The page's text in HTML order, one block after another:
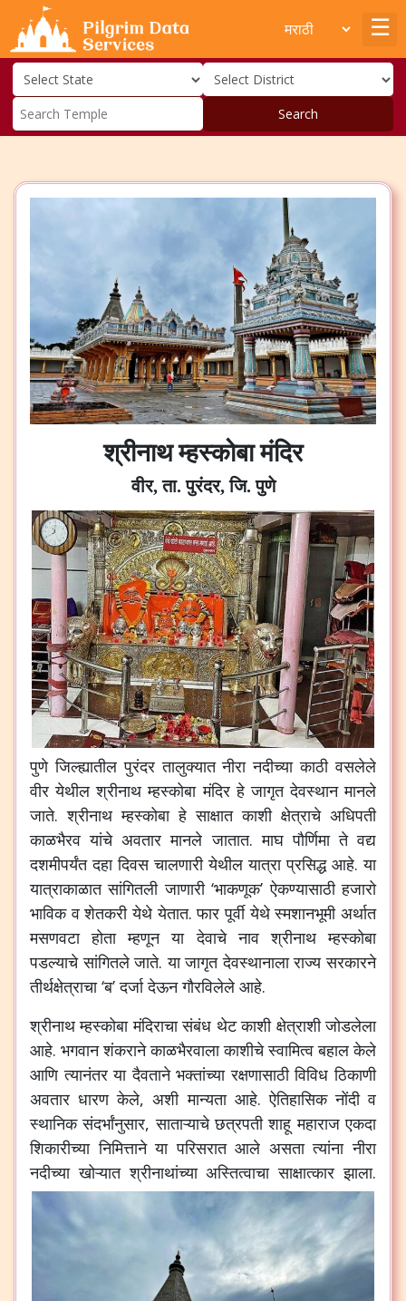
Search
श्रीनाथ म्हस्कोबा मंदिर
वीर, ता. पुरंदर, जि. पुणे
पुणे जिल्ह्यातील पुरंदर तालुक्यात नीरा नदीच्या काठी वसलेले
वीर येथील श्रीनाथ म्हस्कोबा मंदिर हे जागृत देवस्थान मानले
जाते. श्रीनाथ म्हस्कोबा हे साक्षात काशी क्षेत्राचे अधिपती
काळभैरव यांचे अवतार मानले जातात. माघ पौर्णिमा ते वद्य
दशमीपर्यंत दहा दिवस चालणारी येथील यात्रा प्रसिद्ध आहे. या
यात्राकाळात सांगितली जाणारी ‘भाकणूक’ ऐकण्यासाठी हजारो
भाविक व शेतकरी येथे येतात. फार पूर्वी येथे स्मशानभूमी अर्थात
मसणवटा होता म्हणून या देवाचे नाव श्रीनाथ म्हस्कोबा
पडल्याचे सांगितले जाते. या जागृत देवस्थानाला राज्य सरकारने
तीर्थक्षेत्राचा ‘ब’ दर्जा देऊन गौरविलेले आहे.
श्रीनाथ म्हस्कोबा मंदिराचा संबंध थेट काशी क्षेत्राशी जोडलेला
आहे. भगवान शंकराने काळभैरवाला काशीचे स्वामित्व बहाल केले
आणि त्यानंतर या दैवताने भक्तांच्या रक्षणासाठी विविध ठिकाणी
अवतार धारण केले, अशी मान्यता आहे. ऐतिहासिक नोंदी व
स्थानिक संदर्भांनुसार, साताऱ्याचे छत्रपती शाहू महाराज एकदा
शिकारीच्या निमित्ताने या परिसरात आले असता त्यांना नीरा
नदीच्या खोऱ्यात श्रीनाथांच्या अस्तित्वाचा साक्षात्कार झाला.